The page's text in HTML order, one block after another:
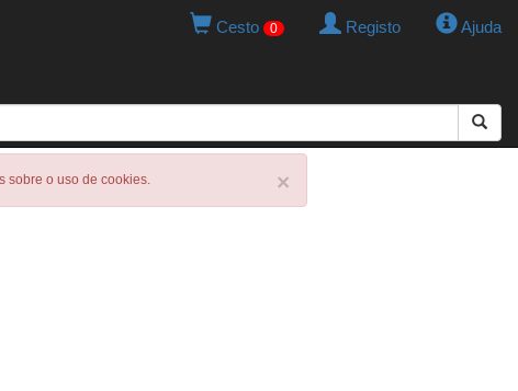
Cesto 0 Registo Ajuda
×
sobre o uso de cookies.